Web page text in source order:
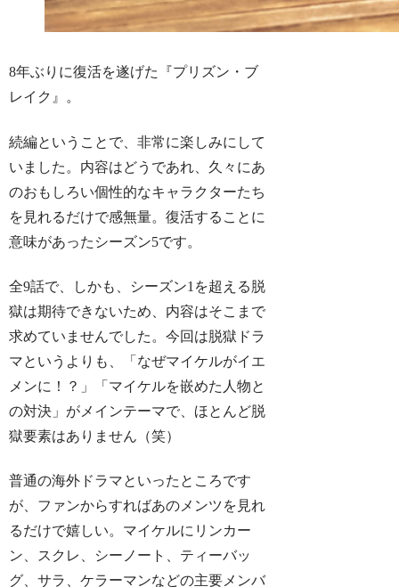
8年ぶりに復活を遂げた『プリズン・ブ
レイク』。
続編ということで、非常に楽しみにして
いました。内容はどうであれ、久々にあ
のおもしろい個性的なキャラクターたち
を見れるだけで感無量。復活することに
意味があったシーズン5です。
全9話で、しかも、シーズン1を超える脱
獄は期待できないため、内容はそこまで
求めていませんでした。今回は脱獄ドラ
マというよりも、「なぜマイケルがイエ
メンに！？」「マイケルを嵌めた人物と
の対決」がメインテーマで、ほとんど脱
獄要素はありません（笑）
普通の海外ドラマといったところです
が、ファンからすればあのメンツを見れ
るだけで嬉しい。マイケルにリンカー
ン、スクレ、シーノート、ティーバッ
グ、サラ、ケラーマンなどの主要メンバ